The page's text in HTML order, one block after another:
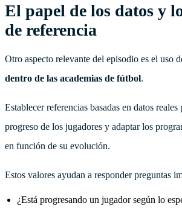
El papel de los datos y
de referencia
Otro aspecto relevante del episodio es el uso
dentro de las academias de fútbol.
Establecer referencias basadas en datos
progreso de los jugadores y adaptar los
en función de su evolución.
Estos valores ayudan a responder preguntas
¿Está progresando un jugador según lo